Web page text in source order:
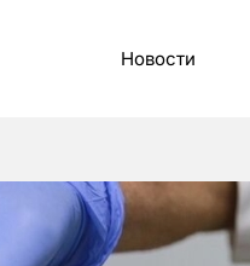
Новости